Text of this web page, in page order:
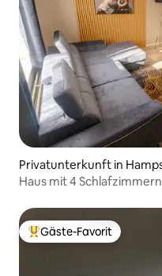
Privatunterkunft in
Haus mit 4
Beliebter Gäste-Favorit.
Gäste-Favorit